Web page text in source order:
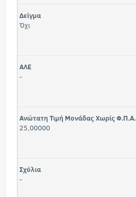
Δείγμα
Όχι
ΑΛΕ
-
Ανώτατη Τιμή Μονάδας Χωρίς Φ.Π.Α.
25,00000
Σχόλια
-